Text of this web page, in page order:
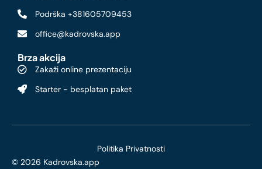
Podrška +381605709453
office@kadrovska.app
Brza akcija
Zakaži online prezentaciju
Starter - besplatan paket
© 2026 Kadrovska.app
Politika Privatnosti